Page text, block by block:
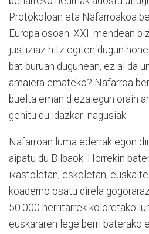
Protokoloan eta Nafarroakoa
Europa osoan. XXI. mendean
justiziaz hitz egiten dugun
bat buruan dugunean, ez al da
amaiera emateko? Nafarroa
buelta eman diezaiegun orain
gehitu du idazkari nagusiak.
Nafarroan luma ederrak egon
aipatu du Bilbaok. Horrekin
ikastoletan, eskoletan,
koaderno osatu direla
50.000 herritarrek koloretako
euskararen lege berri baterako